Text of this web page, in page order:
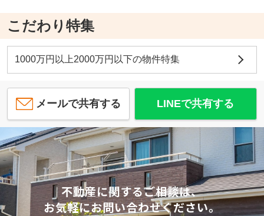
こだわり特集
1000万円以上2000万円以下の物件特集
メールで共有する LINEで共有する
不動産に関するご相談は、
お気軽にお問い合わせください。